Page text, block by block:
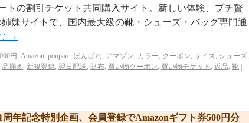
トの割引チケット共同購入サイト。新しい体験、プチ贅
妹サイトで、国内最大級の靴・シューズ・バッグ専門通
→
円 , Amazon, ponpare, ぽんぱれ, アマゾン, カラー, クーポン, サイズ, シューズ,
品揃え , 新規登録, 翌日配送, 財布, 買い物クーポン, 買い物チケット , 返品, 靴
周年記念特別企画、会員登録でAmazonギフト券500円分